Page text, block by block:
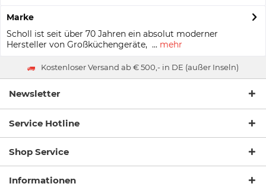
Marke
Scholl ist seit über 70 Jahren ein absolut moderner
Hersteller von Großküchengeräte, ... mehr
Kostenloser Versand ab € 500,- in DE (außer Inseln)
Newsletter
Service Hotline
Shop Service
Informationen